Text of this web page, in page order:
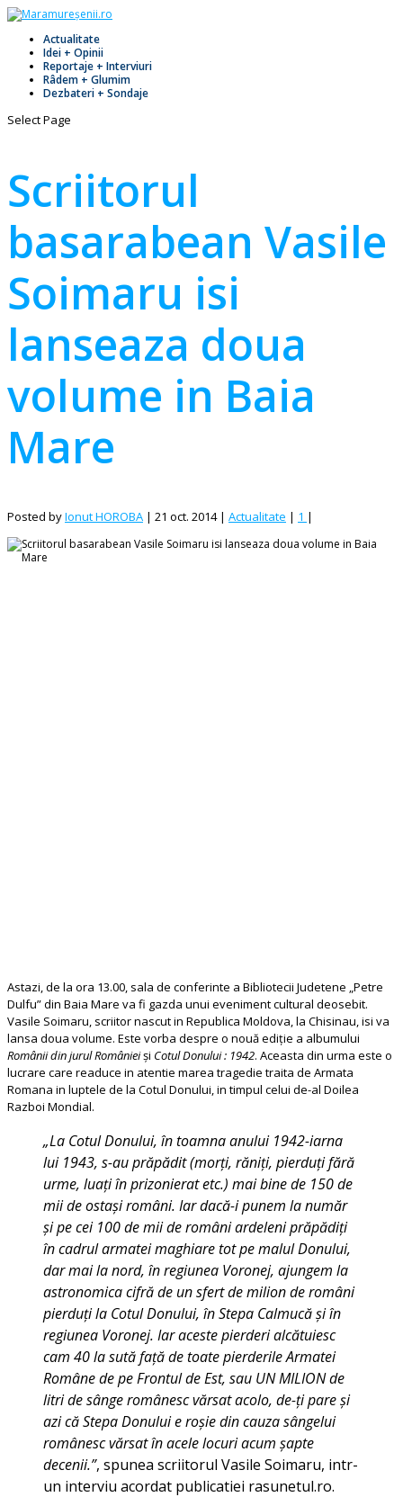
Actualitate
Idei + Opinii
Reportaje + Interviuri
Râdem + Glumim
Dezbateri + Sondaje
Select Page
Scriitorul
basarabean Vasile
Soimaru isi
lanseaza doua
volume in Baia
Mare
Posted byIonut HOROBA | 21 oct. 2014| Actualitate | 1 |
Astazi, de la ora 13.00, sala de conferinte a Bibliotecii Judetene „Petre
Dulfu” din Baia Mare va fi gazda unui eveniment cultural deosebit.
Vasile Soimaru, scriitor nascut in Republica Moldova, la Chisinau, isi va
lansa doua volume. Este vorba despre o nouă ediție a albumului
Românii din jurul Românieiși Cotul Donului : 1942. Aceasta din urma este o
lucrare care readuce in atentie marea tragedie traita de Armata
Romana in luptele de la Cotul Donului, in timpul celui de-al Doilea
Razboi Mondial.
„La Cotul Donului, în toamna anului 1942-iarna
lui 1943, s-au prăpădit (morți, răniți, pierduți fără
urme, luați în prizonierat etc.) mai bine de 150 de
mii de ostași români. Iar dacă-i punem la număr
și pe cei 100 de mii de români ardeleni prăpădiți
în cadrul armatei maghiare tot pe malul Donului,
dar mai la nord, în regiunea Voronej, ajungem la
astronomica cifră de un sfert de milion de români
pierduți la Cotul Donului, în Stepa Calmucă și în
regiunea Voronej. Iar aceste pierderi alcătuiesc
cam 40 la sută față de toate pierderile Armatei
Române de pe Frontul de Est, sau UN MILION de
litri de sânge românesc vărsat acolo, de-ți pare și
azi că Stepa Donului e roșie din cauza sângelui
românesc vărsat în acele locuri acum șapte
decenii.”, spunea scriitorul Vasile Soimaru, intr-
un interviu acordat publicatiei rasunetul.ro.